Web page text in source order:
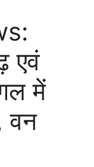
एवं
में
वन